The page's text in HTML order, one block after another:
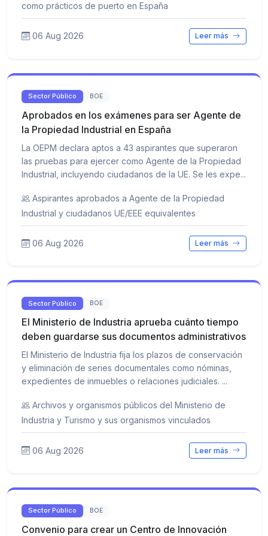
como prácticos de puerto en España
06 Aug 2026 Leer más
Sector Público BOE
Aprobados en los exámenes para ser Agente de
la Propiedad Industrial en España
La OEPM declara aptos a 43 aspirantes que superaron
las pruebas para ejercer como Agente de la Propiedad
Industrial, incluyendo ciudadanos de la UE. Se les expe...
Aspirantes aprobados a Agente de la Propiedad
Industrial y ciudadanos UE/EEE equivalentes
06 Aug 2026 Leer más
Sector Público BOE
El Ministerio de Industria aprueba cuánto tiempo
deben guardarse sus documentos administrativos
El Ministerio de Industria fija los plazos de conservación
y eliminación de series documentales como nóminas,
expedientes de inmuebles o relaciones judiciales. ...
Archivos y organismos públicos del Ministerio de
Industria y Turismo y sus organismos vinculados
06 Aug 2026 Leer más
Sector Público BOE
Convenio para crear un Centro de Innovación